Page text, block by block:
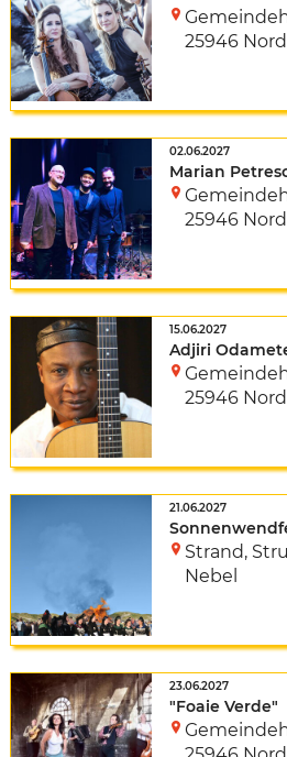
25946
02.06.2027
Marian
25946
15.06.2027
Adjiri
25946
21.06.2027
Strand,
Nebel
23.06.2027
"Foaie Verde"